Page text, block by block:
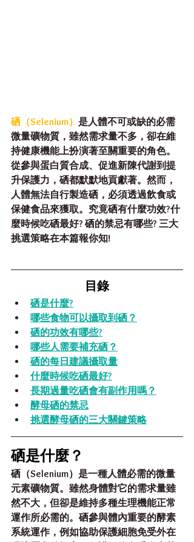
硒（Selenium） 是人體不可或缺的必需
微量礦物質，雖然需求量不多，卻在維
持健康機能上扮演著至關重要的角色。
從參與蛋白質合成、促進新陳代謝到提
升保護力，硒都默默地貢獻著。然而，
人體無法自行製造硒，必須透過飲食或
保健食品來獲取。究竟硒有什麼功效?什
麼時候吃硒最好? 硒的禁忌有哪些? 三大
挑選策略在本篇報你知!
目錄
硒是什麼?
哪些食物可以攝取到硒？
硒的功效有哪些?
哪些人需要補充硒？
硒的每日建議攝取量
什麼時候吃硒最好?
長期過量吃硒會有副作用嗎？
酵母硒的禁忌
挑選酵母硒的三大關鍵策略
硒是什麼？
硒（Selenium）是一種人體必需的微量
元素礦物質。雖然身體對它的需求量雖
然不大，但卻是維持多種生理機能正常
運作所必需的。硒參與體內重要的酵素
系統運作，例如協助保護細胞免受外在